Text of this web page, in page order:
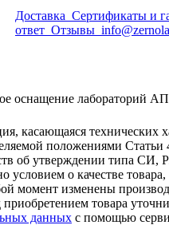
Доставка Сертификаты и
ответ Отзывы
оснащение лабораторий
касающаяся
положениями
об утверждении типа
условием о качестве
момент изменены
товара
данных с помощью